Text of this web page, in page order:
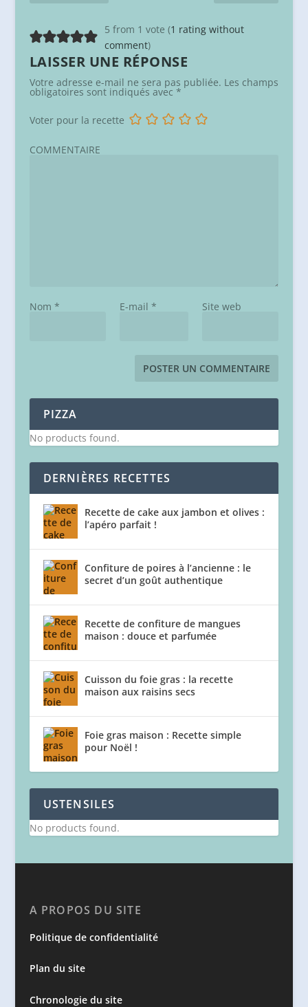
5 from 1 vote (1 rating without
comment)
LAISSER UNE RÉPONSE
Votre adresse e-mail ne sera pas publiée. Les champs
obligatoires sont indiqués avec *
Voter pour la recette
COMMENTAIRE
Nom * E-mail * Site web
PIZZA
No products found.
DERNIÈRES RECETTES
Recette de cake aux jambon et olives :
l’apéro parfait !
Confiture de poires à l’ancienne : le
secret d’un goût authentique
Recette de confiture de mangues
maison : douce et parfumée
Cuisson du foie gras : la recette
maison aux raisins secs
Foie gras maison : Recette simple
pour Noël !
USTENSILES
No products found.
A PROPOS DU SITE
Politique de confidentialité
Plan du site
Chronologie du site